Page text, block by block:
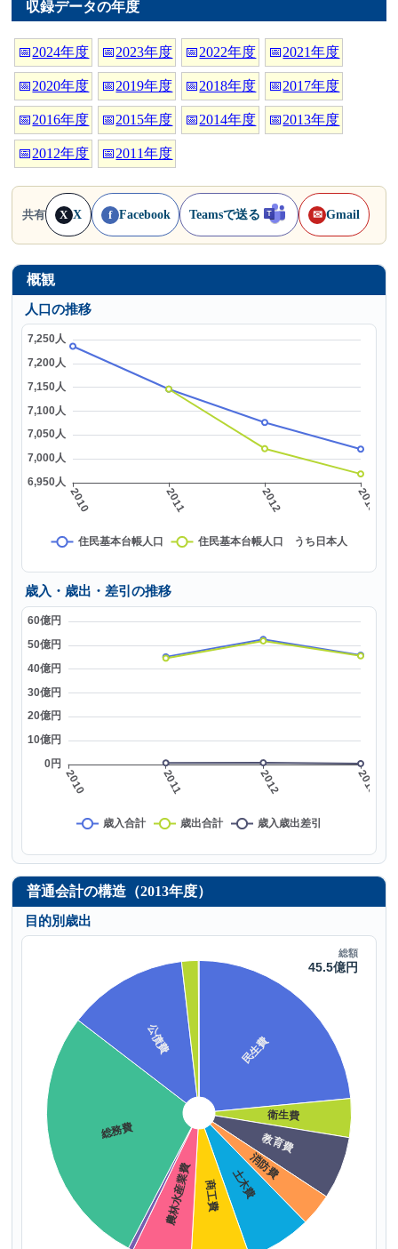
収録データの年度
📅2024年度 📅2023年度 📅2022年度 📅2021年度
📅2020年度 📅2019年度 📅2018年度 📅2017年度
📅2016年度 📅2015年度 📅2014年度 📅2013年度
📅2012年度 📅2011年度
共有 X X f Facebook Teamsで送る ✉ Gmail
概観
人口の推移
歳入・歳出・差引の推移
普通会計の構造（2013年度）
目的別歳出